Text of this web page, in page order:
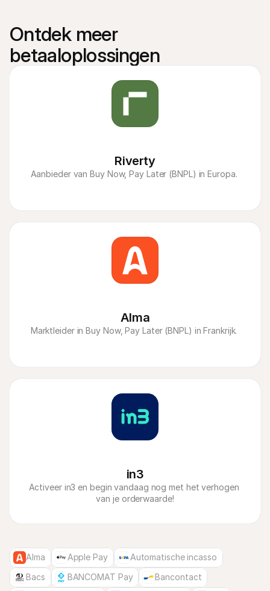
Ontdek meer
betaaloplossingen
Riverty
Aanbieder van Buy Now, Pay Later (BNPL) in Europa.
Alma
Marktleider in Buy Now, Pay Later (BNPL) in Frankrijk.
in3
Activeer in3 en begin vandaag nog met het verhogen
van je orderwaarde!
Alma Apple Pay
Automatische incasso
Bacs
BANCOMAT Pay
Bancontact